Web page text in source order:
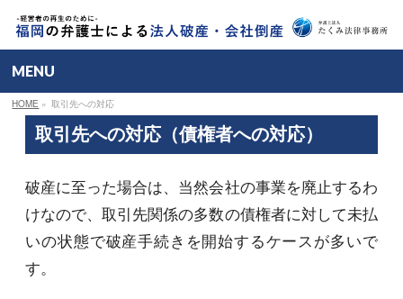
MENU
HOME » 取引先への対応
取引先への対応（債権者への対応）
破産に至った場合は、当然会社の事業を廃止するわ
けなので、取引先関係の多数の債権者に対して未払
いの状態で破産手続きを開始するケースが多いで
す。